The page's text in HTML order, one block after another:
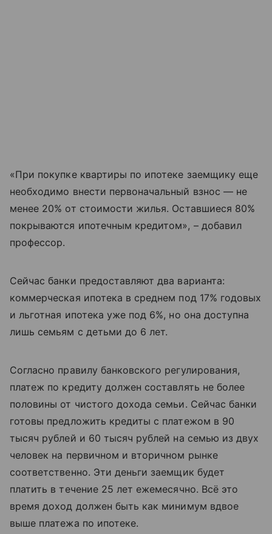
«При покупке квартиры по ипотеке заемщику еще
необходимо внести первоначальный взнос — не
менее 20% от стоимости жилья. Оставшиеся 80%
покрываются ипотечным кредитом», – добавил
профессор.
Сейчас банки предоставляют два варианта:
коммерческая ипотека в среднем под 17% годовых
и льготная ипотека уже под 6%, но она доступна
лишь семьям с детьми до 6 лет.
Согласно правилу банковского регулирования,
платеж по кредиту должен составлять не более
половины от чистого дохода семьи. Сейчас банки
готовы предложить кредиты с платежом в 90
тысяч рублей и 60 тысяч рублей на семью из двух
человек на первичном и вторичном рынке
соответственно. Эти деньги заемщик будет
платить в течение 25 лет ежемесячно. Всё это
время доход должен быть как минимум вдвое
выше платежа по ипотеке.